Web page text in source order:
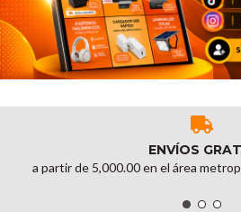
ENVÍOS
a partir de 5,000.00 en el área